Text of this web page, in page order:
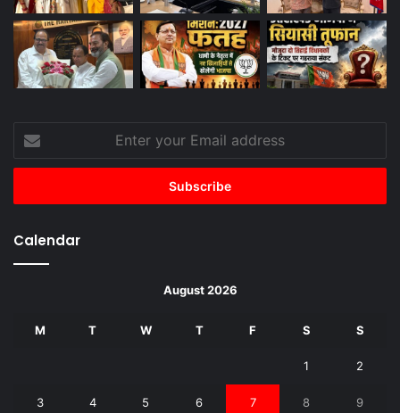
your
Email
Calendar
August 2026
M T W T F S S
1 2
3 4 5 6 7 8 9